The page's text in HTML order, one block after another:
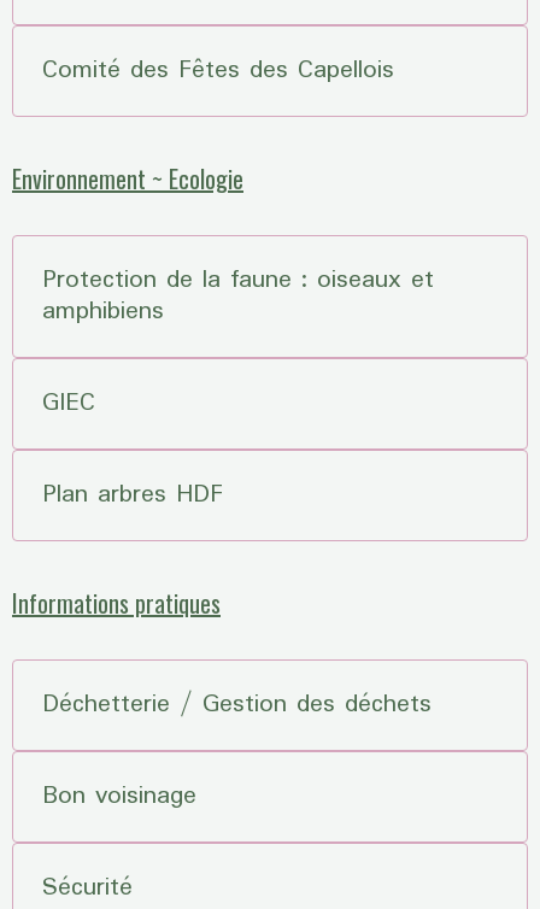
Comité des Fêtes des Capellois
Environnement ~ Ecologie
Protection de la faune : oiseaux et
amphibiens
GIEC
Plan arbres HDF
Informations pratiques
Déchetterie / Gestion des déchets
Bon voisinage
Sécurité